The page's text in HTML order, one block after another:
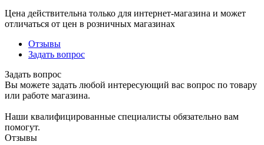
Цена действительна только для интернет-магазина и может
отличаться от цен в розничных магазинах
Отзывы
Задать вопрос
Задать вопрос
Вы можете задать любой интересующий вас вопрос по товару
или работе магазина.
Наши квалифицированные специалисты обязательно вам
помогут.
Отзывы